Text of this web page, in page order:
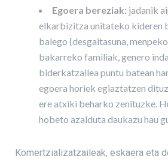
Egoera bereziak: jadanik
elkarbizitza unitateko kideren
balego (desgaitasuna,
bakarreko familiak, genero
biderkatzailea puntu batean
egoera horiek egiaztatzen
ere atxiki beharko zenituzke.
hobeto azalduta daukazu hau
Komertzializatzaileak, eskaera eta